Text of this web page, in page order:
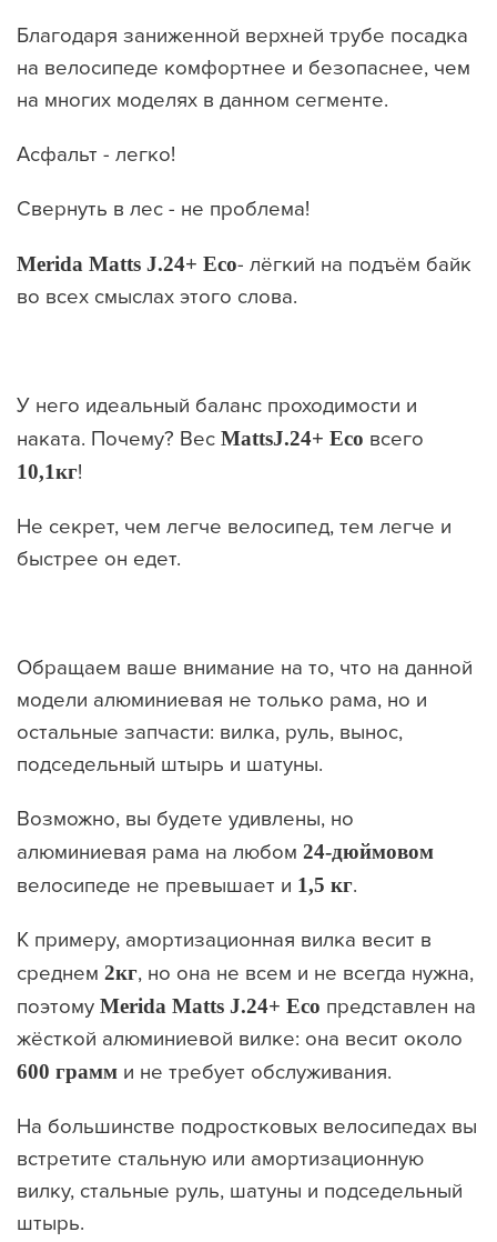
Благодаря заниженной верхней трубе посадка
на велосипеде комфортнее и безопаснее, чем
на многих моделях в данном сегменте.
Асфальт - легко!
Свернуть в лес - не проблема!
Merida Matts J.24+ Eco- лёгкий на подъём байк
во всех смыслах этого слова.
У него идеальный баланс проходимости и
наката. Почему? Вес MattsJ.24+ Eco всего
10,1кг!
Не секрет, чем легче велосипед, тем легче и
быстрее он едет.
Обращаем ваше внимание на то, что на данной
модели алюминиевая не только рама, но и
остальные запчасти: вилка, руль, вынос,
подседельный штырь и шатуны.
Возможно, вы будете удивлены, но
алюминиевая рама на любом 24-дюймовом
велосипеде не превышает и 1,5 кг.
К примеру, амортизационная вилка весит в
среднем 2кг, но она не всем и не всегда нужна,
поэтому Merida Matts J.24+ Eco представлен на
жёсткой алюминиевой вилке: она весит около
600 грамм и не требует обслуживания.
На большинстве подростковых велосипедах вы
встретите стальную или амортизационную
вилку, стальные руль, шатуны и подседельный
штырь.